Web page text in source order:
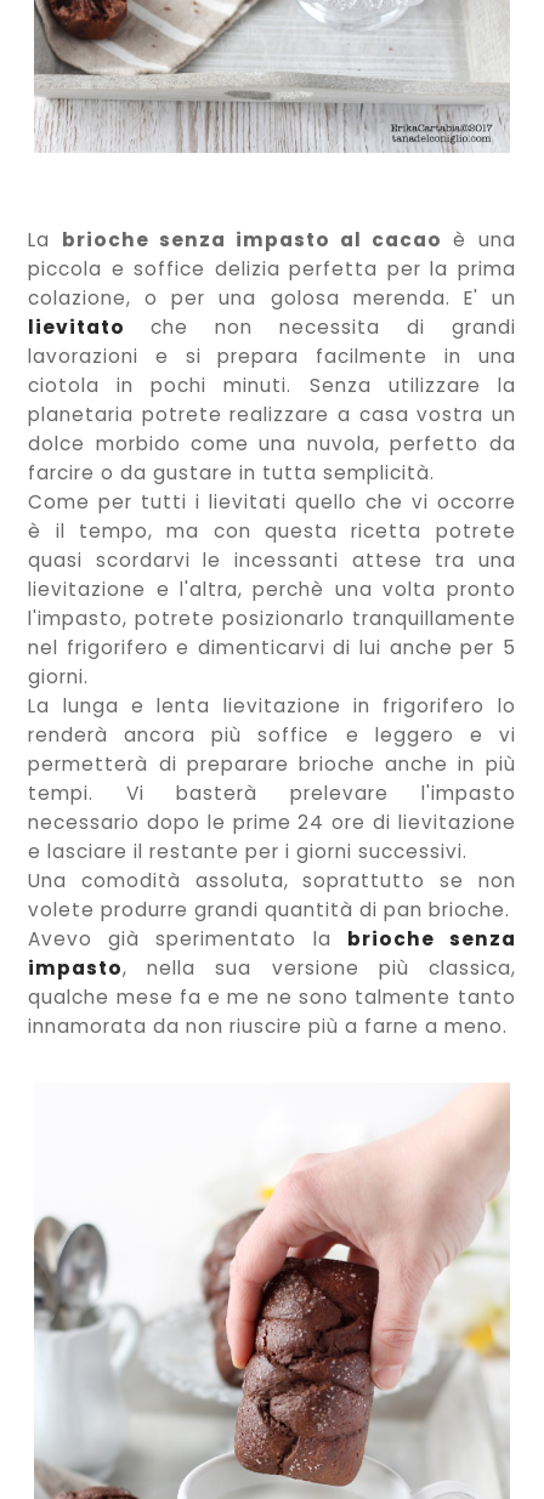
La brioche senza impasto al cacao è una
piccola e soffice delizia perfetta per la prima
colazione, o per una golosa merenda. E' un
lievitato
che non necessita di grandi
lavorazioni e si prepara facilmente in una
ciotola in pochi minuti. Senza utilizzare la
planetaria potrete realizzare a casa vostra un
dolce morbido come una nuvola, perfetto da
farcire o da gustare in tutta semplicità.
Come per tutti i lievitati quello che vi occorre
è il tempo, ma con questa ricetta potrete
quasi scordarvi le incessanti attese tra una
lievitazione e l'altra, perchè una volta pronto
l'impasto, potrete posizionarlo tranquillamente
nel frigorifero e dimenticarvi di lui anche per 5
giorni.
La lunga e lenta lievitazione in frigorifero lo
renderà ancora più soffice e leggero e vi
permetterà di preparare brioche anche in più
tempi. Vi basterà prelevare l'impasto
necessario dopo le prime 24 ore di lievitazione
e lasciare il restante per i giorni successivi.
Una comodità assoluta, soprattutto se non
volete produrre grandi quantità di pan brioche.
Avevo già sperimentato la brioche senza
impasto, nella sua versione più classica,
qualche mese fa e me ne sono talmente tanto
innamorata da non riuscire più a farne a meno.